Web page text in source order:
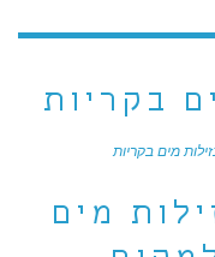
בקריות
מים בקריות
מים